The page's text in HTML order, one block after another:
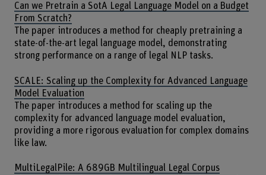
Can we Pretrain a SotA Legal Language Model on a Budget
From Scratch?
The paper introduces a method for cheaply pretraining a
state-of-the-art legal language model, demonstrating
strong performance on a range of legal NLP tasks.
SCALE: Scaling up the Complexity for Advanced Language
Model Evaluation
The paper introduces a method for scaling up the
complexity for advanced language model evaluation,
providing a more rigorous evaluation for complex domains
like law.
MultiLegalPile: A 689GB Multilingual Legal Corpus